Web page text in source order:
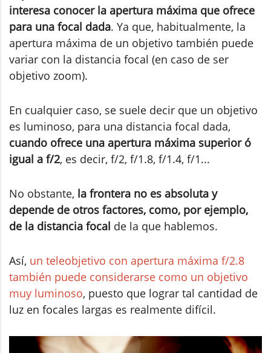
interesa conocer la apertura máxima que ofrece
para una focal dada. Ya que, habitualmente, la
apertura máxima de un objetivo también puede
variar con la distancia focal (en caso de ser
objetivo zoom).
En cualquier caso, se suele decir que un objetivo
es luminoso, para una distancia focal dada,
cuando ofrece una apertura máxima superior ó
igual a f/2, es decir, f/2, f/1.8, f/1.4, f/1...
No obstante, la frontera no es absoluta y
depende de otros factores, como, por ejemplo,
de la distancia focal de la que hablemos.
Así, un teleobjetivo con apertura máxima f/2.8
también puede considerarse como un objetivo
muy luminoso, puesto que lograr tal cantidad de
luz en focales largas es realmente difícil.